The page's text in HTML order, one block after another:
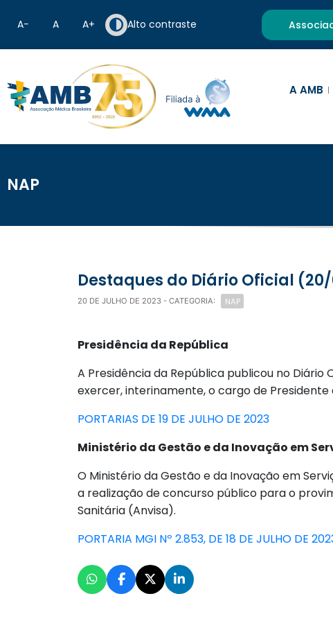
A− A A+ Alto contraste
A AMB
NAP
Destaques do Diário Oficial
20 DE JULHO DE 2023 - CATEGORIA: NAP
Presidência da República
A Presidência da República publicou no
exercer, interinamente, o cargo de Presidente
PORTARIAS DE 19 DE JULHO DE 2023
Ministério da Gestão e da Inovação em
O Ministério da Gestão e da Inovação em
a realização de concurso público para o
Sanitária (Anvisa).
PORTARIA MGI Nº 2.853, DE 18 DE JULHO DE